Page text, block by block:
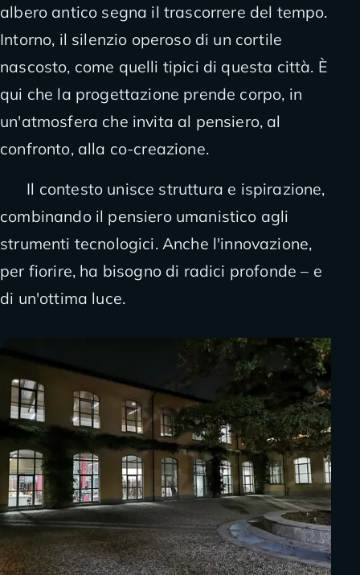
albero antico segna il trascorrere del tempo.
Intorno, il silenzio operoso di un cortile
nascosto, come quelli tipici di questa città. È
qui che la progettazione prende corpo, in
un'atmosfera che invita al pensiero, al
confronto, alla co-creazione.
Il contesto unisce struttura e ispirazione,
combinando il pensiero umanistico agli
strumenti tecnologici. Anche l'innovazione,
per fiorire, ha bisogno di radici profonde – e
di un'ottima luce.